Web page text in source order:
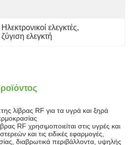
Ηλεκτρονικοί ελεγκτές,
ζύγιση ελεγκτή
λίβρας RF για τα υγρά και ξηρά
RF χρησιμοποιείται στις υγρές και
και τις ειδικές εφαρμογές,
διαβρωτικά περιβάλλοντα, υψηλής